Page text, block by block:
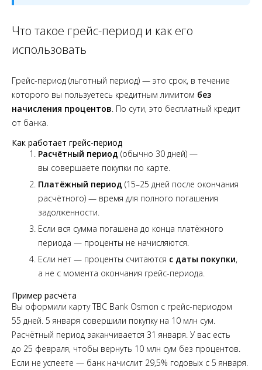
Что такое грейс-период и как его
использовать
Грейс-период (льготный период) — это срок, в течение
которого вы пользуетесь кредитным лимитом без
начисления процентов. По сути, это бесплатный кредит
от банка.
Как работает грейс-период
Расчётный период (обычно 30 дней) —
вы совершаете покупки по карте.
Платёжный период (15–25 дней после окончания
расчётного) — время для полного погашения
задолженности.
Если вся сумма погашена до конца платёжного
периода — проценты не начисляются.
Если нет — проценты считаются с даты покупки,
а не с момента окончания грейс-периода.
Пример расчёта
Вы оформили карту TBC Bank Osmon с грейс-периодом
55 дней. 5 января совершили покупку на 10 млн сум.
Расчётный период заканчивается 31 января. У вас есть
до 25 февраля, чтобы вернуть 10 млн сум без процентов.
Если не успеете — банк начислит 29,5% годовых с 5 января.